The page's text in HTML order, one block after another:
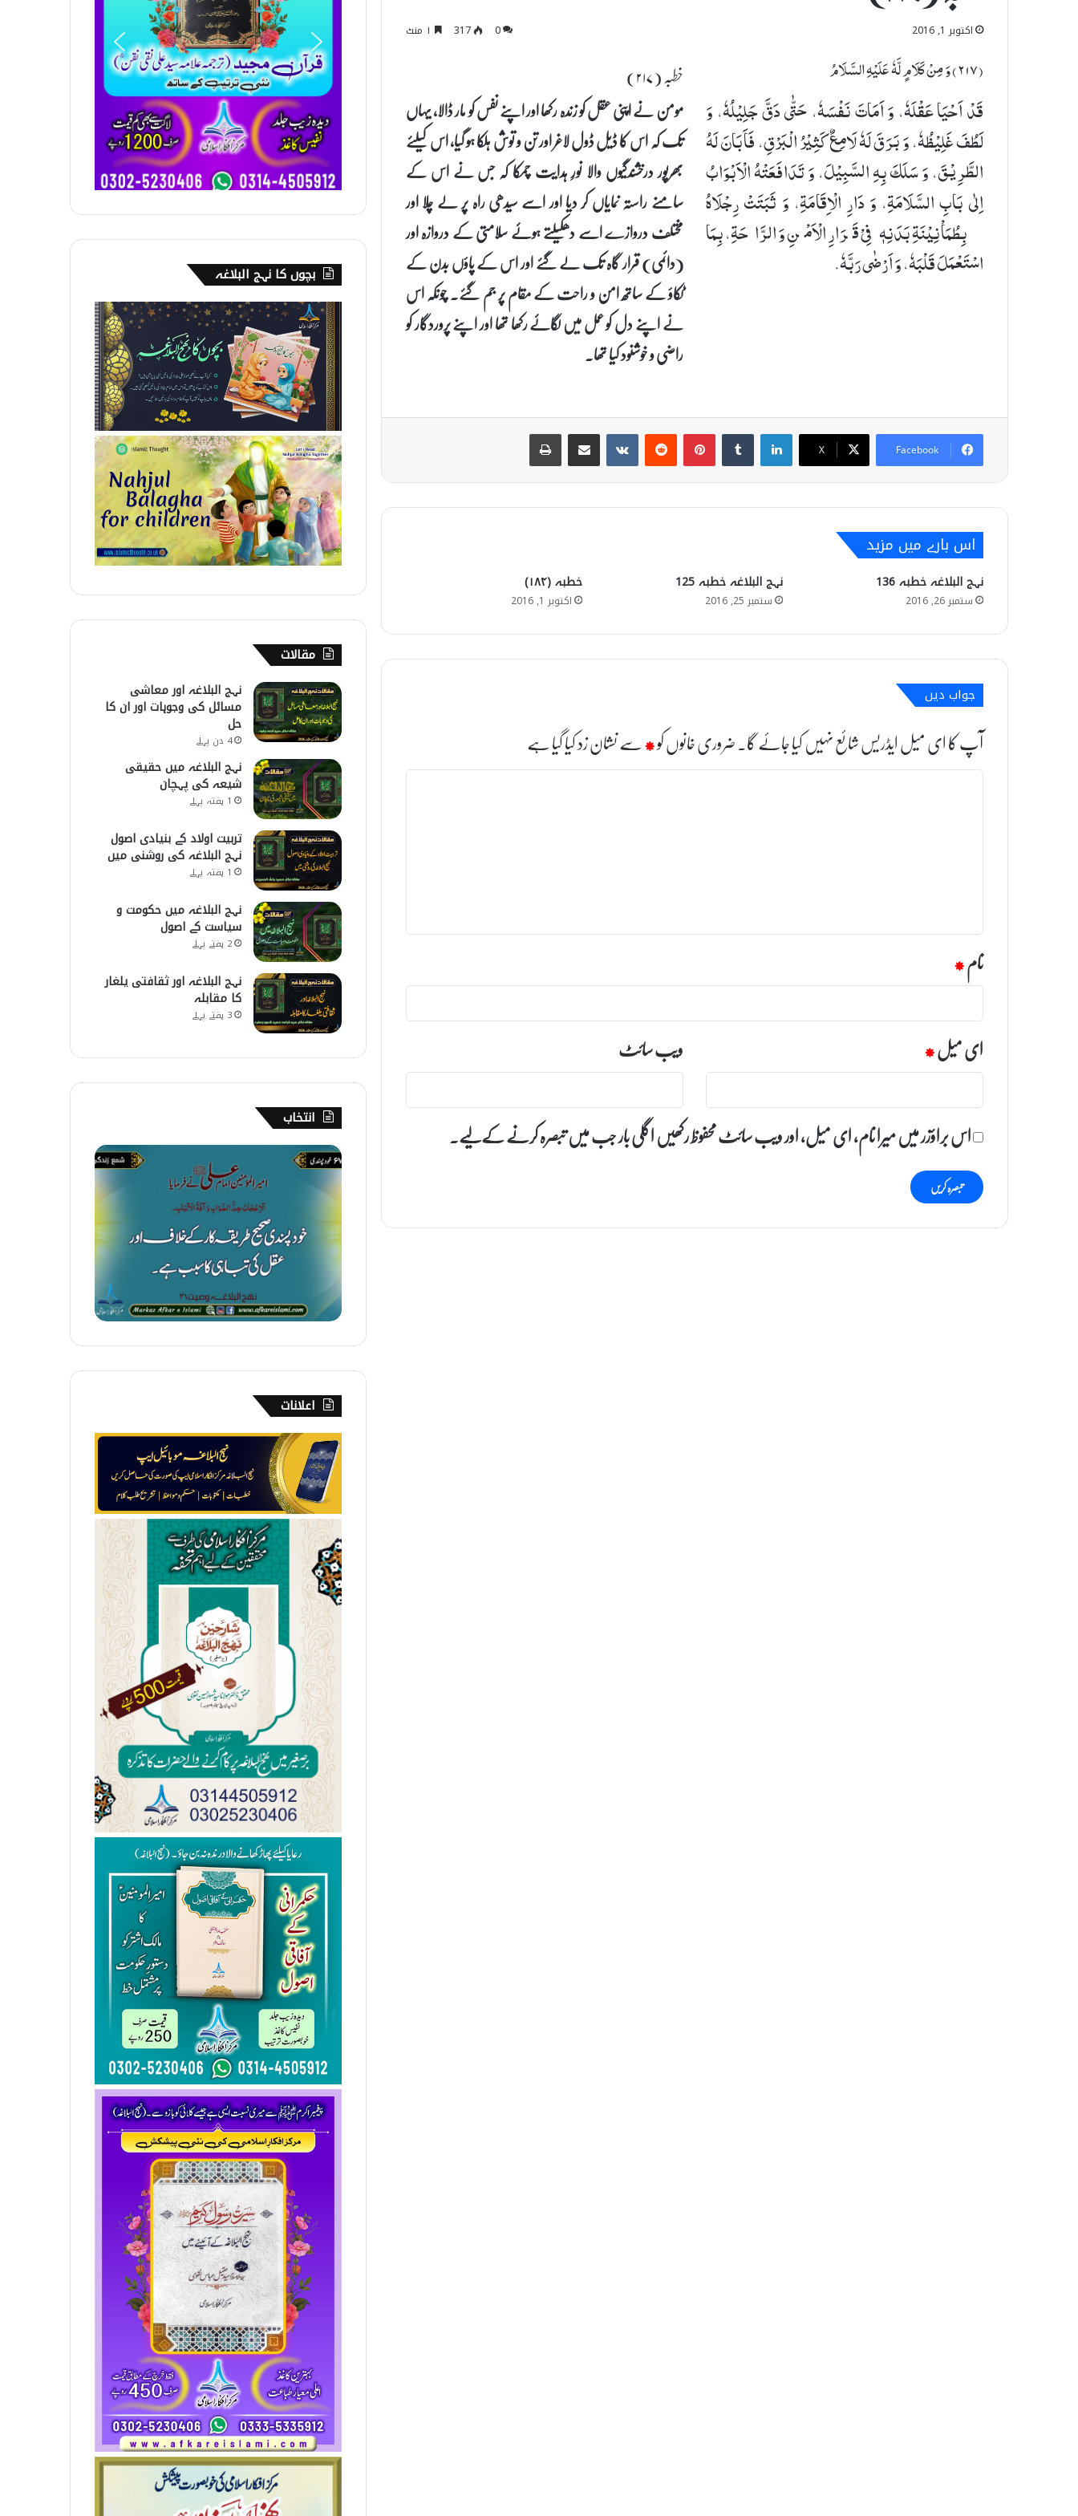
اکتوبر 1, 2016 0
317
(٢۱٧) وَ مِنْ كَلَامٍ لَّهٗ عَلَیْهِ السَّلَامُ خطبہ (۲۱۷)
قَدْ اَحْیَا عَقْلَهٗ، وَ اَمَاتَ نَفْسَهٗ، حَتّٰی دَقَّ جَلِیْلُهٗ، وَ
لَطُفَ غَلِیْظُهٗ، وَ بَرَقَ لَهٗ لَامِعٌ كَثِیْرُ الْبَرْقِ، فَاَبَانَ لَهُ
الطَّرِیْقَ، وَ سَلَكَ بِهِ السَّبِیْلَ، وَ تَدَافَعَتْهُ الْاَبْوَابُ
اِلٰی بَابِ السَّلَامَةِ، وَ دَارِ الْاِقَامَةِ، وَ ثَبَتَتْ رِجْلَاهُ
بِطُمَاْنِیْنَةِ بَدَنِهٖ فِیْ قَرَارِ الْاَمْنِ وَ الرَّاحَةِ، بِمَا
اسْتَعْمَلَ قَلْبَهٗ، وَ اَرْضٰی رَبَّهٗ.
مومن نے اپنی عقل کو زندہ رکھا اور اپنے نفس کو مار ڈالا، یہاں
تک کہ اس کا ڈیل ڈول لاغر اور تن و توش ہلکا ہو گیا، اس کیلئے
بھرپور درخشندگیوں والا نورِ ہدایت چمکا کہ جس نے اس کے
سامنے راستہ نمایاں کر دیا اور اسے سیدھی راہ پر لے چلا اور
مختلف دروازے اسے دھکیلتے ہوئے سلامتی کے دروازہ اور
(دائمی) قرار گاہ تک لے گئے اور اس کے پاؤں بدن کے
ٹکاؤ کے ساتھ امن و راحت کے مقام پر جم گئے۔ چونکہ اس
نے اپنے دل کو عمل میں لگائے رکھا تھا اور اپنے پروردگار کو
راضی و خوشنود کیا تھا۔
Facebook
X
اس بارے میں مزید
نہج البلاغہ خطبہ 136
ستمبر 26, 2016
نہج البلاغہ خطبہ 125
ستمبر 25, 2016
خطبہ (۱۸۴)
اکتوبر 1, 2016
جواب دیں
آپ کا ای میل ایڈریس شائع نہیں کیا جائے گا۔ضروری خانوں کو*سے نشان زد کیا گیا ہے
ت
نام*
ای میل* ویب‌ سائٹ
اس براؤزر میں میرا نام، ای میل، اور ویب سائٹ محفوظ رکھیں اگلی بار جب میں تبصرہ کرنے کےلیے۔
بچوں کا نہج البلاغہ
مقالات
نہج البلاغہ اور معاشی
مسائل کی وجوہات اور ان کا
حل
4 دن پہلے
نہج البلاغہ میں حقیقی
شیعہ کی پہچان
1 ہفتہ پہلے
تربیت اولاد کے بنیادی اصول
نہج البلاغہ کی روشنی میں
1 ہفتہ پہلے
نہج البلاغہ میں حکومت و
سیاست کے اصول
2 ہفتے پہلے
نہج البلاغہ اور ثقافتی یلغار
کا مقابلہ
3 ہفتے پہلے
انتخاب
6
7
۔
خ
و
د
پ
ن
د
ی
اعلانات